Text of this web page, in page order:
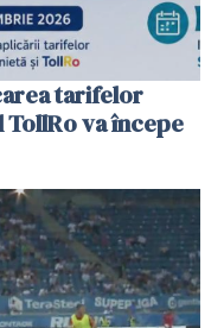
tarifelor
va începe